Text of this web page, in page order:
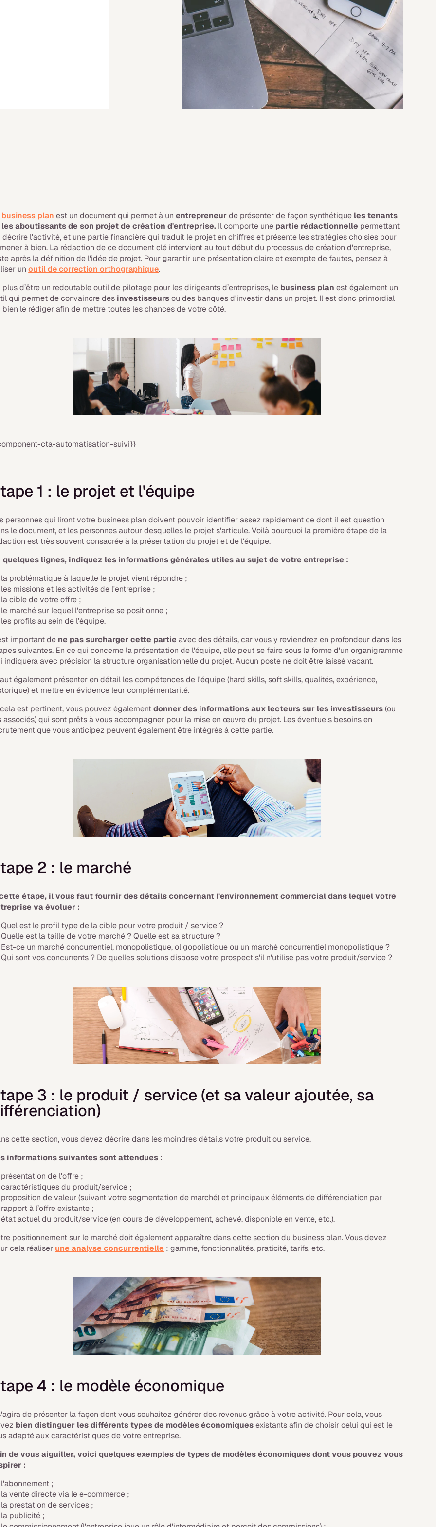
business plan est un document qui permet à unentrepreneurde présenter de façon synthétique les tenants
aboutissants de son projet de création d'entreprise. Il comporte une partie rédactionnelle permettant
décrire l'activité, et une partie financière qui traduit le projet en chiffres et présente les stratégies choisies pour
à bien. La rédaction de ce document clé intervient au tout début du processus de création d'entreprise,
après la définition de l'idée de projet. Pour garantir une présentation claire et exempte de fautes, pensez à
unoutil de correction orthographique.
plus d’être un redoutable outil de pilotage pour les dirigeants d’entreprises, le business plan est également un
qui permet de convaincre des investisseursou des banques d'investir dans un projet. Il est donc primordial
bien le rédiger afin de mettre toutes les chances de votre côté.
cta-automatisation-suivi}}
1 : le projet et l'équipe
personnes qui liront votre business plan doivent pouvoir identifier assez rapidement ce dont il est question
le document, et les personnes autour desquelles le projet s'articule. Voilà pourquoi la première étape de la
est très souvent consacrée à la présentation du projet et de l'équipe.
quelques lignes, indiquez les informations générales utiles au sujet de votre entreprise :
la problématique à laquelle le projet vient répondre ;
les missions et les activités de l'entreprise ;
la cible de votre offre ;
le marché sur lequel l'entreprise se positionne ;
les profils au sein de l’équipe.
important de ne pas surcharger cette partieavec des détails, car vous y reviendrez en profondeur dans les
suivantes. En ce qui concerne la présentation de l'équipe, elle peut se faire sous la forme d'un organigramme
indiquera avec précision la structure organisationnelle du projet. Aucun poste ne doit être laissé vacant.
également présenter en détail les compétences de l'équipe (hard skills, soft skills, qualités, expérience,
et mettre en évidence leur complémentarité.
est pertinent, vous pouvez égalementdonner des informations aux lecteurs sur les investisseurs(ou
associés) qui sont prêts à vous accompagner pour la mise en œuvre du projet. Les éventuels besoins en
que vous anticipez peuvent également être intégrés à cette partie.
2 : le marché
étape, il vous faut fournir des détails concernant l'environnement commercial dans lequel votre
va évoluer :
Quel est le profil type de la cible pour votre produit / service ?
Quelle est la taille de votre marché ? Quelle est sa structure ?
Est-ce un marché concurrentiel, monopolistique, oligopolistique ou un marché concurrentiel monopolistique ?
Qui sont vos concurrents ? De quelles solutions dispose votre prospect s'il n'utilise pas votre produit/service ?
3 : le produit / service (et sa valeur ajoutée, sa
cette section, vous devez décrire dans les moindres détails votre produit ou service.
informations suivantes sont attendues :
présentation de l'offre ;
caractéristiques du produit/service ;
proposition de valeur (suivant votre segmentation de marché) et principaux éléments de différenciation par
rapport à l’offre existante ;
état actuel du produit/service (en cours de développement, achevé, disponible en vente, etc.).
positionnement sur le marché doit également apparaître dans cette section du business plan. Vous devez
cela réaliser une analyse concurrentielle : gamme, fonctionnalités, praticité, tarifs, etc.
4 : le modèle économique
de présenter la façon dont vous souhaitez générer des revenus grâce à votre activité. Pour cela, vous
bien distinguer les différents types de modèles économiquesexistants afin de choisir celui qui est le
adapté aux caractéristiques de votre entreprise.
de vous aiguiller, voici quelques exemples de types de modèles économiques dont vous pouvez vous
:
l'abonnement ;
la vente directe via le e-commerce ;
la prestation de services ;
la publicité ;